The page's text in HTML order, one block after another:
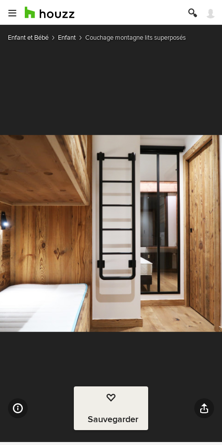
Enfant et Bébé Enfant Couchage montagne lits superposés
Sauvegarder